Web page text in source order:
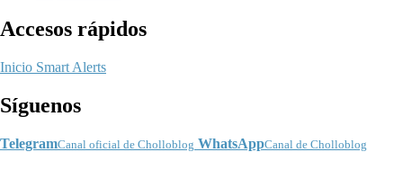
Accesos rápidos
Inicio Smart Alerts
Síguenos
TelegramCanal oficial de Cholloblog WhatsAppCanal de Cholloblog